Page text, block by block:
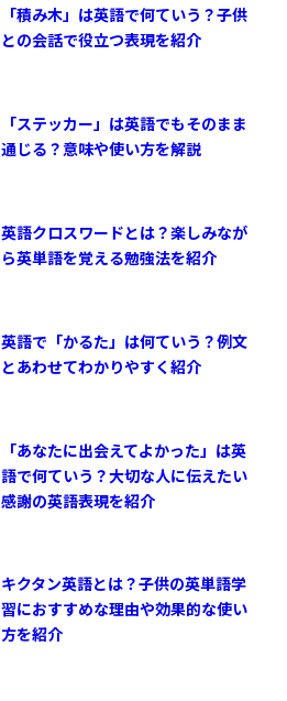
「積み木」は英語で何ていう？子供
との会話で役立つ表現を紹介
「ステッカー」は英語でもそのまま
通じる？意味や使い方を解説
英語クロスワードとは？楽しみなが
ら英単語を覚える勉強法を紹介
英語で「かるた」は何ていう？例文
とあわせてわかりやすく紹介
「あなたに出会えてよかった」は英
語で何ていう？大切な人に伝えたい
感謝の英語表現を紹介
キクタン英語とは？子供の英単語学
習におすすめな理由や効果的な使い
方を紹介